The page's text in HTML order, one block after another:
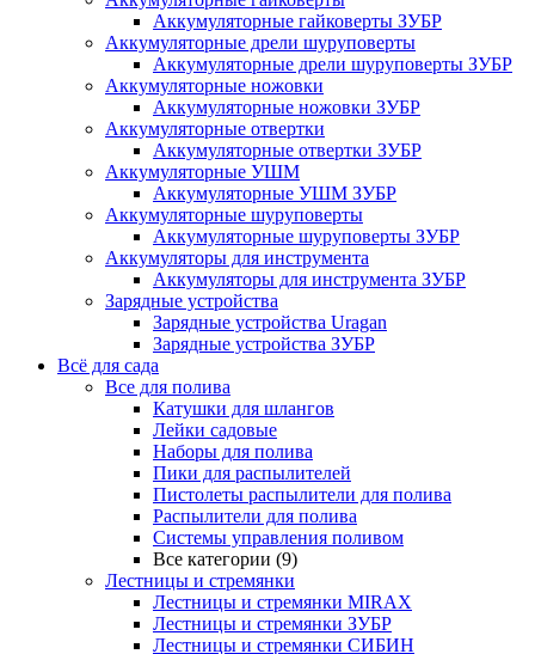
Аккумуляторные гайковерты ЗУБР
Аккумуляторные дрели шуруповерты
Аккумуляторные дрели шуруповерты ЗУБР
Аккумуляторные ножовки
Аккумуляторные ножовки ЗУБР
Аккумуляторные отвертки
Аккумуляторные отвертки ЗУБР
Аккумуляторные УШМ
Аккумуляторные УШМ ЗУБР
Аккумуляторные шуруповерты
Аккумуляторные шуруповерты ЗУБР
Аккумуляторы для инструмента
Аккумуляторы для инструмента ЗУБР
Зарядные устройства
Зарядные устройства Uragan
Зарядные устройства ЗУБР
Всё для сада
Все для полива
Катушки для шлангов
Лейки садовые
Наборы для полива
Пики для распылителей
Пистолеты распылители для полива
Распылители для полива
Системы управления поливом
Все категории (9)
Лестницы и стремянки
Лестницы и стремянки MIRAX
Лестницы и стремянки ЗУБР
Лестницы и стремянки СИБИН